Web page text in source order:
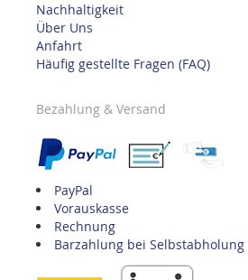
Nachhaltigkeit
Über Uns
Anfahrt
Häufig gestellte Fragen (FAQ)
Bezahlung & Versand
PayPal
Vorauskasse
Rechnung
Barzahlung bei Selbstabholung